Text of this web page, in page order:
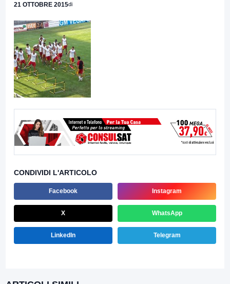
21 OTTOBRE 2015di
CONDIVIDI L'ARTICOLO
Facebook Instagram
X WhatsApp
LinkedIn Telegram